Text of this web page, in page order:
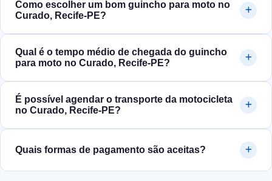
Como escolher um bom guincho para moto no
Curado, Recife‑PE?
Qual é o tempo médio de chegada do guincho
para moto no Curado, Recife‑PE?
É possível agendar o transporte da motocicleta
no Curado, Recife‑PE?
Quais formas de pagamento são aceitas?